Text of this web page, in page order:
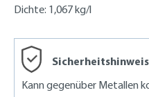
Dichte: 1,067 kg/l
Kann gegenüber Metallen